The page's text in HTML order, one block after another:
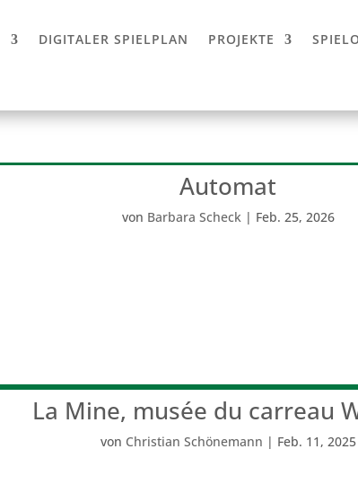
DIGITALER SPIELPLAN PROJEKTE
Automat
von Barbara Scheck| Feb. 25, 2026
La Mine, musée du carreau
von Christian Schönemann | Feb. 11, 2025